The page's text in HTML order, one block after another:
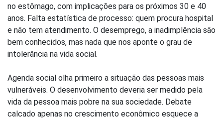
no estômago, com implicações para os próximos 30 e 40
anos. Falta estatística de processo: quem procura hospital
e não tem atendimento. O desemprego, a inadimplência são
bem conhecidos, mas nada que nos aponte o grau de
intolerância na vida social.
Agenda social olha primeiro a situação das pessoas mais
vulneráveis. O desenvolvimento deveria ser medido pela
vida da pessoa mais pobre na sua sociedade. Debate
calcado apenas no crescimento econômico esquece a